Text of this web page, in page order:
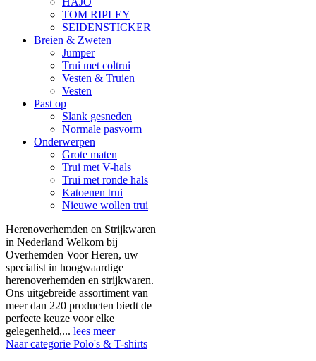
TOM RIPLEY
SEIDENSTICKER
Breien & Zweten
Jumper
Trui met coltrui
Vesten & Truien
Vesten
Past op
Slank gesneden
Normale pasvorm
Onderwerpen
Grote maten
Trui met V-hals
Trui met ronde hals
Katoenen trui
Nieuwe wollen trui
Herenoverhemden en Strijkwaren
in Nederland Welkom bij
Overhemden Voor Heren, uw
specialist in hoogwaardige
herenoverhemden en strijkwaren.
Ons uitgebreide assortiment van
meer dan 220 producten biedt de
perfecte keuze voor elke
gelegenheid,... lees meer
Naar categorie Polo's & T-shirts